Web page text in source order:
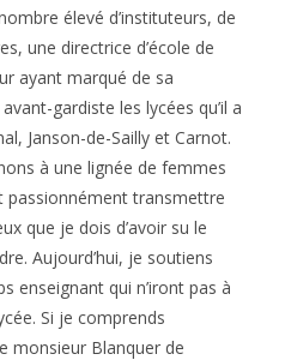
élevé d’instituteurs, de
une directrice d’école de
ayant marqué de sa
gardiste les lycées qu’il a
Janson-de-Sailly et Carnot.
à une lignée de femmes
passionnément transmettre
que je dois d’avoir su le
Aujourd’hui, je soutiens
enseignant qui n’iront pas à
Si je comprends
monsieur Blanquer de